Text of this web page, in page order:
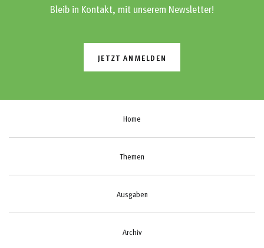
Bleib in Kontakt, mit unserem Newsletter!
JETZT ANMELDEN
Home
Themen
Ausgaben
Archiv